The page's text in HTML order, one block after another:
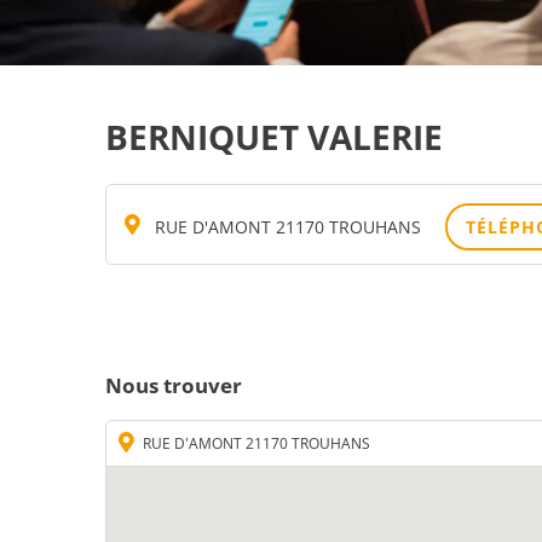
BERNIQUET VALERIE
RUE D'AMONT 21170 TROUHANS
Nous trouver
RUE D'AMONT 21170 TROUHANS